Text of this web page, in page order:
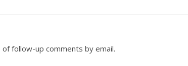
follow-up comments by email.